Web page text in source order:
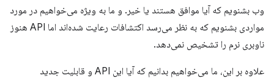
وب بشنویم که آیا موافق هستند یا خیر. و ما به ویژه می‌خواهیم در مورد
مواردی بشنویم که به نظر می‌رسد اکتشافات رعایت شده‌اند اما API هنوز
ناوبری نرم را تشخیص نمی‌دهد.
علاوه بر این، ما می‌خواهیم بدانیم که آیا این API و قابلیت جدید